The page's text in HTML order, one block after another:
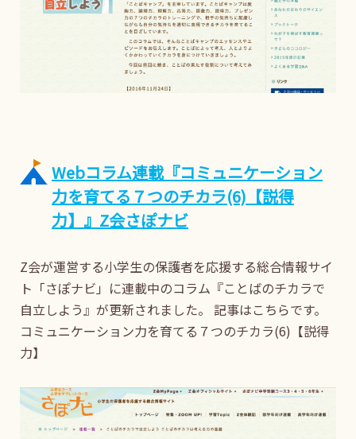
Webコラム連載『コミュニケーション
力を育てる７つのチカラ(6)【説得
力】』Z会さぽナビ
Z会が運営する小学生の保護者を応援する総合情報サイ
ト「さぽナビ」に連載中のコラム『ことばのチカラで
自立しよう』が更新されました。 記事はこちらです。
コミュニケーション力を育てる７つのチカラ(6)【説得
力】